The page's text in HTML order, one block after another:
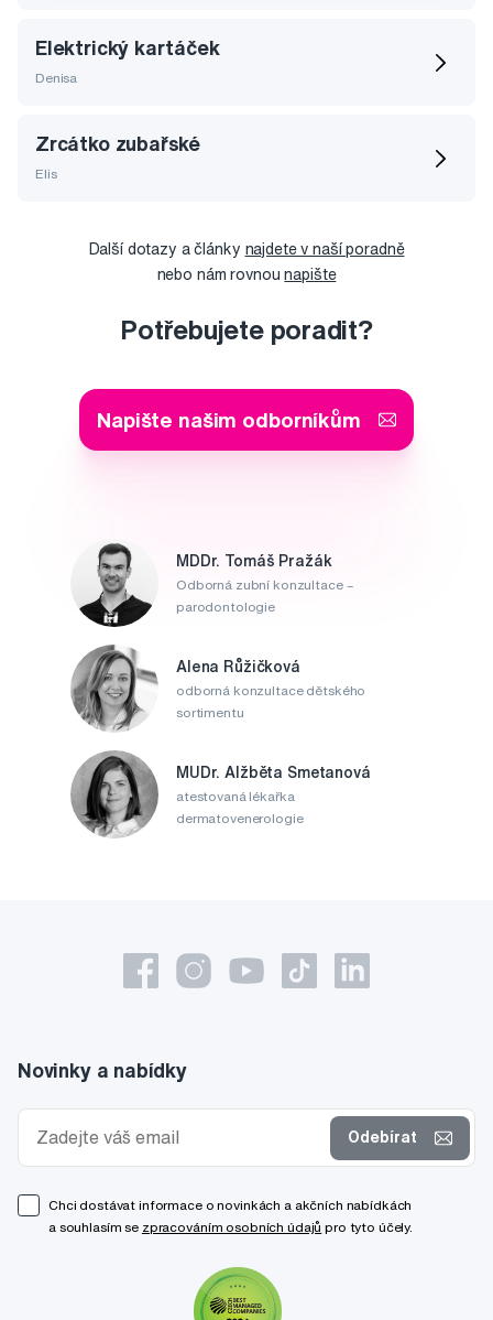
Elektrický kartáček
Denisa
Zrcátko zubařské
Elis
Další dotazy a články najdete v naší poradně
nebo nám rovnounapište
Potřebujete poradit?
Napište našim odborníkům
MDDr. Tomáš Pražák
Odborná zubní konzultace –
parodontologie
Alena Růžičková
odborná konzultace dětského
sortimentu
MUDr. Alžběta Smetanová
atestovaná lékařka
dermatovenerologie
Novinky a nabídky
Odebírat
Chci dostávat informace o novinkách a akčních nabídkách
a souhlasím se zpracováním osobních údajů pro tyto účely.